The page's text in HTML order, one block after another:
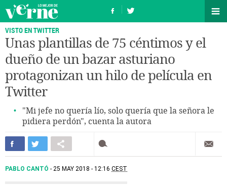
VISTO EN TWITTER
Unas plantillas de 75 céntimos y el
dueño de un bazar asturiano
protagonizan un hilo de película en
Twitter
"Mi jefe no quería lío, solo quería que la señora le
pidiera perdón", cuenta la autora
PABLO CANTÓ 25 MAY 2018 - 12:16 CEST